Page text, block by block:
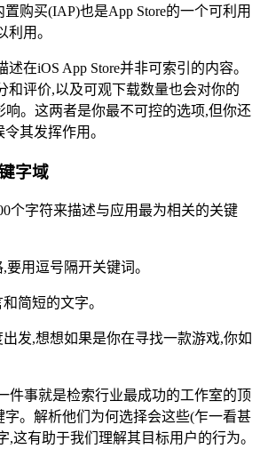
购买(IAP)也是App Store的一个可利用
利用。
述在iOS App Store并非可索引的内容。
和评价,以及可观下载数量也会对你的
响。这两者是你最不可控的选项,但你还
其发挥作用。
字域
个字符来描述与应用最为相关的关键
用逗号隔开关键词。
简短的文字。
发,想想如果是你在寻找一款游戏,你如
件事就是检索行业最成功的工作室的顶
。解析他们为何选择会这些(乍一看甚
,这有助于我们理解其目标用户的行为。